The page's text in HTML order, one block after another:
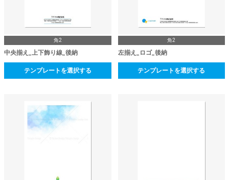
角2
中央揃え_上下飾り線_後納
テンプレートを選択する
角2
左揃え_ロゴ_後納
テンプレートを選択する